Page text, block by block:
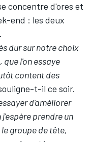
concentre d'ores et
end : les deux
dur sur notre choix
que l'on essaye
content des
t-il ce soir.
d'améliorer
prendre un
groupe de tête,